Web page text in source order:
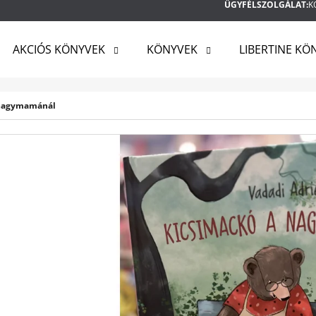
ÜGYFÉLSZOLGÁLAT:
AKCIÓS KÖNYVEK KÖNYVEK LIBERTINE
KERESÉS
AJÁNLJUK